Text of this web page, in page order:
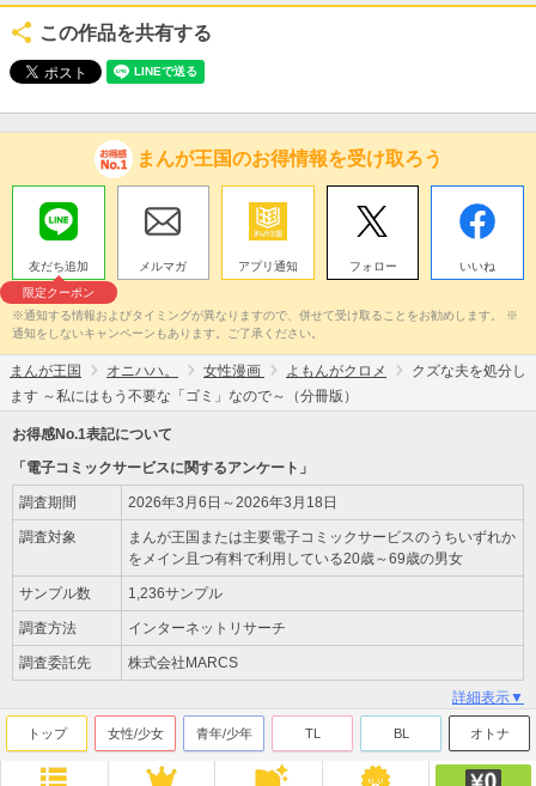
この作品を共有する
まんが王国のお得情報を受け取ろう
友だち追加
限定クーポン
メルマガ アプリ通知 フォロー いいね
※通知する情報およびタイミングが異なりますので、併せて受け取ることをお勧めします。 ※
通知をしないキャンペーンもあります。ご了承ください。
まんが王国 オニハハ。 女性漫画 よもんがクロメ
クズな夫を処分し
ます ～私にはもう不要な「ゴミ」なので～（分冊版）
お得感No.1表記について
「電子コミックサービスに関するアンケート」
調査期間 2026年3月6日～2026年3月18日
調査対象
まんが王国または主要電子コミックサービスのうちいずれか
をメイン且つ有料で利用している20歳～69歳の男女
サンプル数 1,236サンプル
調査方法 インターネットリサーチ
調査委託先 株式会社MARCS
詳細表示▼
トップ 女性/少女 青年/少年 TL BL オトナ